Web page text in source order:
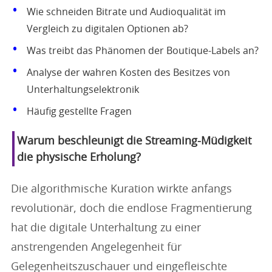
Wie schneiden Bitrate und Audioqualität im
Vergleich zu digitalen Optionen ab?
Was treibt das Phänomen der Boutique-Labels an?
Analyse der wahren Kosten des Besitzes von
Unterhaltungselektronik
Häufig gestellte Fragen
Warum beschleunigt die Streaming-Müdigkeit
die physische Erholung?
Die algorithmische Kuration wirkte anfangs
revolutionär, doch die endlose Fragmentierung
hat die digitale Unterhaltung zu einer
anstrengenden Angelegenheit für
Gelegenheitszuschauer und eingefleischte